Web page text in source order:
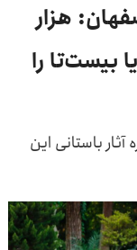
هزار
بیست‌تا را
باستانی این